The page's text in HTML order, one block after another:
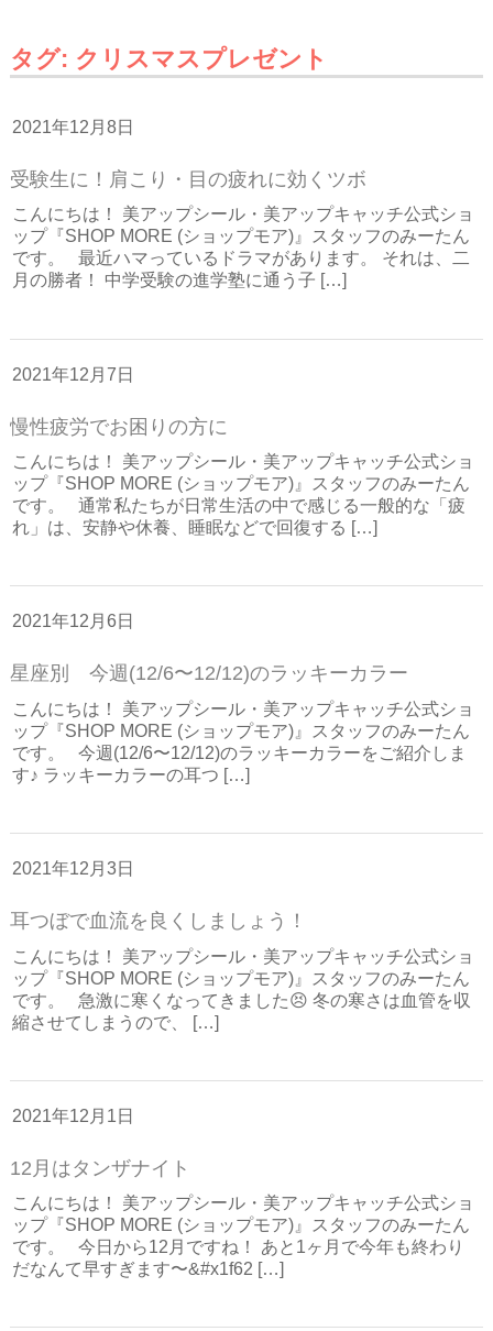
タグ: クリスマスプレゼント
2021年12月8日
受験生に！肩こり・目の疲れに効くツボ
こんにちは！ 美アップシール・美アップキャッチ公式ショ
ップ『SHOP MORE (ショップモア)』スタッフのみーたん
です。 最近ハマっているドラマがあります。 それは、二
月の勝者！ 中学受験の進学塾に通う子 […]
2021年12月7日
慢性疲労でお困りの方に
こんにちは！ 美アップシール・美アップキャッチ公式ショ
ップ『SHOP MORE (ショップモア)』スタッフのみーたん
です。 通常私たちが日常生活の中で感じる一般的な「疲
れ」は、安静や休養、睡眠などで回復する […]
2021年12月6日
星座別 今週(12/6〜12/12)のラッキーカラー
こんにちは！ 美アップシール・美アップキャッチ公式ショ
ップ『SHOP MORE (ショップモア)』スタッフのみーたん
です。 今週(12/6〜12/12)のラッキーカラーをご紹介しま
す♪ ラッキーカラーの耳つ […]
2021年12月3日
耳つぼで血流を良くしましょう！
こんにちは！ 美アップシール・美アップキャッチ公式ショ
ップ『SHOP MORE (ショップモア)』スタッフのみーたん
です。 急激に寒くなってきました😣 冬の寒さは血管を収
縮させてしまうので、 […]
2021年12月1日
12月はタンザナイト
こんにちは！ 美アップシール・美アップキャッチ公式ショ
ップ『SHOP MORE (ショップモア)』スタッフのみーたん
です。 今日から12月ですね！ あと1ヶ月で今年も終わり
だなんて早すぎます〜&#x1f62 […]